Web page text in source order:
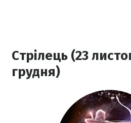
Стрілець (23
грудня)